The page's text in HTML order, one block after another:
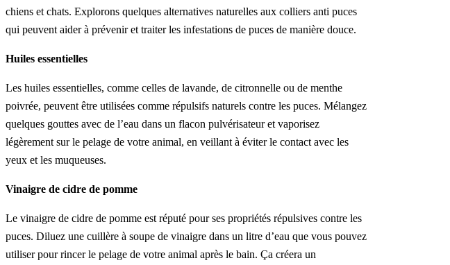
chiens et chats. Explorons quelques alternatives naturelles aux colliers anti puces
qui peuvent aider à prévenir et traiter les infestations de puces de manière douce.
Huiles essentielles
Les huiles essentielles, comme celles de lavande, de citronnelle ou de menthe
poivrée, peuvent être utilisées comme répulsifs naturels contre les puces. Mélangez
quelques gouttes avec de l’eau dans un flacon pulvérisateur et vaporisez
légèrement sur le pelage de votre animal, en veillant à éviter le contact avec les
yeux et les muqueuses.
Vinaigre de cidre de pomme
Le vinaigre de cidre de pomme est réputé pour ses propriétés répulsives contre les
puces. Diluez une cuillère à soupe de vinaigre dans un litre d’eau que vous pouvez
utiliser pour rincer le pelage de votre animal après le bain. Ça créera un